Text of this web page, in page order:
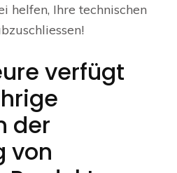
helfen, Ihre technischen
verfügt
der
von